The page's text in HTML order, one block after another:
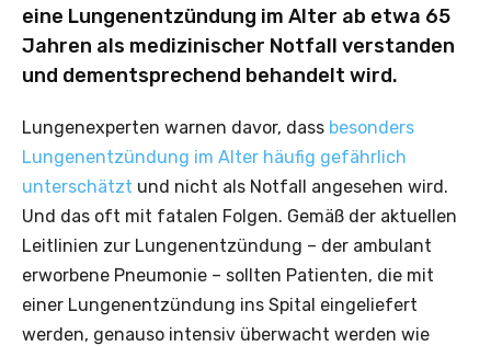
eine Lungenentzündung im Alter ab etwa 65
Jahren als medizinischer Notfall verstanden
und dementsprechend behandelt wird.
Lungenexperten warnen davor, dass besonders
Lungenentzündung im Alter häufig gefährlich
unterschätzt und nicht als Notfall angesehen wird.
Und das oft mit fatalen Folgen. Gemäß der aktuellen
Leitlinien zur Lungenentzündung – der ambulant
erworbene Pneumonie – sollten Patienten, die mit
einer Lungenentzündung ins Spital eingeliefert
werden, genauso intensiv überwacht werden wie